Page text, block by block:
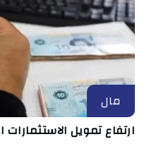
مال
ارتفاع تمويل